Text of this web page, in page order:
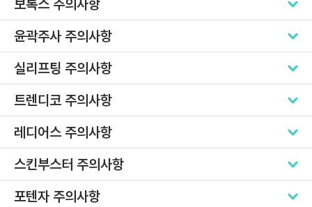
보톡스 주의사항
윤곽주사 주의사항
실리프팅 주의사항
트렌디코 주의사항
레디어스 주의사항
스킨부스터 주의사항
포텐자 주의사항